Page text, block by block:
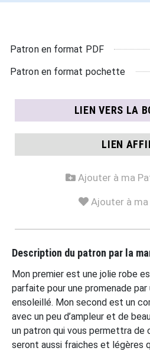
Patron en format PDF
Patron en format pochette
LIEN VERS LA
LIEN
Ajouter à ma
Ajouter à
Description du patron par la
Mon premier est une jolie robe
parfaite pour une promenade par
ensoleillé. Mon second est un
avec un peu d’ampleur et de
un patron qui vous permettra de
seront aussi fraiches et légères